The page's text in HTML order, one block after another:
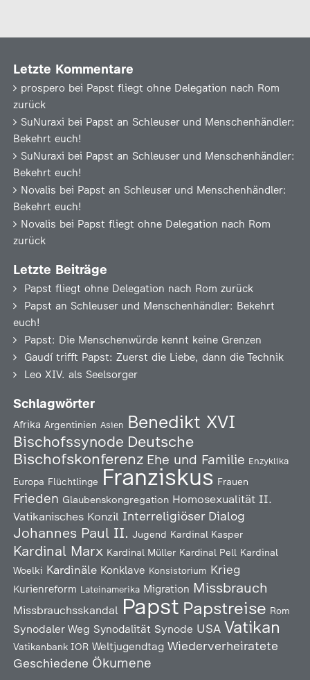
Letzte Kommentare
prospero bei Papst fliegt ohne Delegation nach Rom
zurück
SuNuraxi bei Papst an Schleuser und Menschenhändler:
Bekehrt euch!
SuNuraxi bei Papst an Schleuser und Menschenhändler:
Bekehrt euch!
Novalis bei Papst an Schleuser und Menschenhändler:
Bekehrt euch!
Novalis bei Papst fliegt ohne Delegation nach Rom
zurück
Letzte Beiträge
Papst fliegt ohne Delegation nach Rom zurück
Papst an Schleuser und Menschenhändler: Bekehrt
euch!
Papst: Die Menschenwürde kennt keine Grenzen
Gaudí trifft Papst: Zuerst die Liebe, dann die Technik
Leo XIV. als Seelsorger
Schlagwörter
Afrika Argentinien Asien Benedikt XVI
Bischofssynode Deutsche
Bischofskonferenz Ehe und Familie Enzyklika
Europa Flüchtlinge Franziskus Frauen
Frieden Glaubenskongregation Homosexualität II.
Vatikanisches Konzil Interreligiöser Dialog
Johannes Paul II. Jugend Kardinal Kasper
Kardinal Marx Kardinal Müller Kardinal Pell Kardinal
Woelki Kardinäle Konklave Konsistorium Krieg
Kurienreform Lateinamerika Migration Missbrauch
Missbrauchsskandal Papst Papstreise Rom
Synodaler Weg Synodalität Synode USA Vatikan
Vatikanbank IOR Weltjugendtag Wiederverheiratete
Geschiedene Ökumene